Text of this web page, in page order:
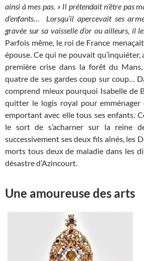
ainsi à mes pas. » Il prétendait n’être pas
d’enfants… Lorsqu’il apercevait ses
gravée sur sa vaisselle d’or ou ailleurs, il
Parfois même, le roi de France
épouse. Ce qui ne pouvait
première crise dans la forêt du
quatre de ses gardes coup sur coup…
comprend mieux pourquoi Isabelle de
quitter le logis royal pour emménager
emportant avec elle tous ses enfants.
le sort de s’acharner sur la reine
successivement ses deux fils aînés, les
morts tous deux de maladie dans les
désastre d’Azincourt.
Une amoureuse des arts